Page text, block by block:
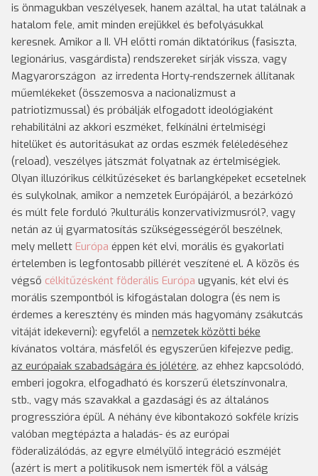
is önmagukban veszélyesek, hanem azáltal, ha utat találnak a
hatalom fele, amit minden erejükkel és befolyásukkal
keresnek. Amikor a II. VH előtti román diktatórikus (fasiszta,
legionárius, vasgárdista) rendszereket sírják vissza, vagy
Magyarországon az irredenta Horty-rendszernek állítanak
műemlékeket (összemosva a nacionalizmust a
patriotizmussal) és próbálják elfogadott ideológiaként
rehabilitálni az akkori eszméket, felkínálni értelmiségi
hitelüket és autoritásukat az ordas eszmék feléledéséhez
(reload), veszélyes játszmát folyatnak az értelmiségiek.
Olyan illuzórikus célkitűzéseket és barlangképeket ecsetelnek
és sulykolnak, amikor a nemzetek Európájáról, a bezárkózó
és múlt fele forduló ?kulturális konzervativizmusról?, vagy
netán az új gyarmatosítás szükségességéről beszélnek,
mely mellett Európa éppen két elvi, morális és gyakorlati
értelemben is legfontosabb pillérét veszítené el. A közös és
végső célkitűzésként föderális Európa ugyanis, két elvi és
morális szempontból is kifogástalan dologra (és nem is
érdemes a keresztény és minden más hagyomány zsákutcás
vitáját idekeverni): egyfelől a nemzetek közötti béke
kívánatos voltára, másfelől és egyszerűen kifejezve pedig,
az európaiak szabadságára és jólétére, az ehhez kapcsolódó,
emberi jogokra, elfogadható és korszerű életszínvonalra,
stb., vagy más szavakkal a gazdasági és az általános
progresszióra épül. A néhány éve kibontakozó sokféle krízis
valóban megtépázta a haladás- és az európai
föderalizálódás, az egyre elmélyülő integráció eszméjét
(azért is mert a politikusok nem ismerték föl a válság